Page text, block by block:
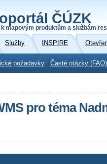
ČÚZK
mapovým produktům a službám
Služby INSPIRE
požadavky Časté otázky (FAQ)
pro téma